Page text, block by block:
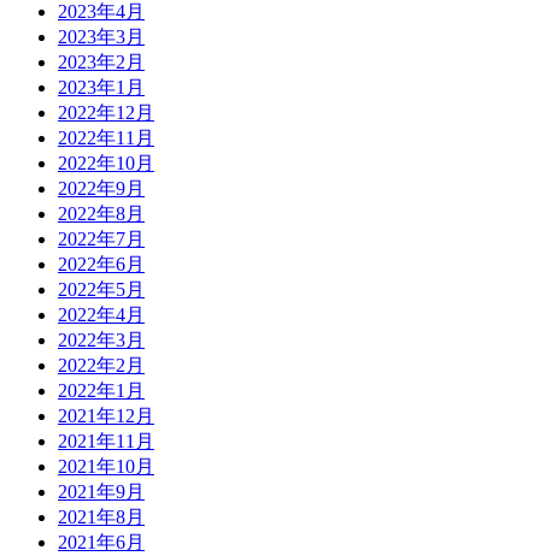
2023年4月
2023年3月
2023年2月
2023年1月
2022年12月
2022年11月
2022年10月
2022年9月
2022年8月
2022年7月
2022年6月
2022年5月
2022年4月
2022年3月
2022年2月
2022年1月
2021年12月
2021年11月
2021年10月
2021年9月
2021年8月
2021年6月